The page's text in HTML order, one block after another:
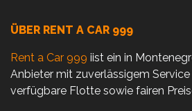
ÜBER RENT A CAR 999
Rent a Car 999 iist ein in
Anbieter mit zuverlässigem
verfügbare Flotte sowie fairen